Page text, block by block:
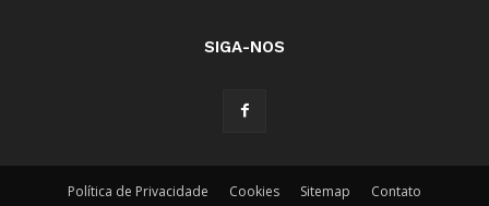
SIGA-NOS
Política de Privacidade Cookies Sitemap Contato